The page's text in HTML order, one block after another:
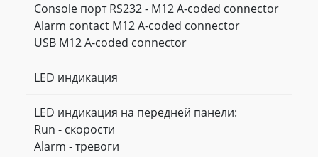
Console порт RS232 - M12 A-coded connector
Alarm contact M12 A-coded connector
USB M12 A-coded connector
LED индикация
LED индикация на передней панели:
Run - скорости
Alarm - тревоги